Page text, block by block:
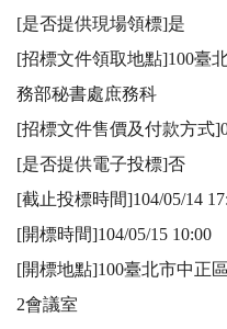
[是否提供現場領標]是
[招標文件領取地點]100臺
務部秘書處庶務科
[招標文件售價及付款方式
[是否提供電子投標]否
[截止投標時間]104/05/14
[開標時間]104/05/15 10:00
[開標地點]100臺北市中正
2會議室